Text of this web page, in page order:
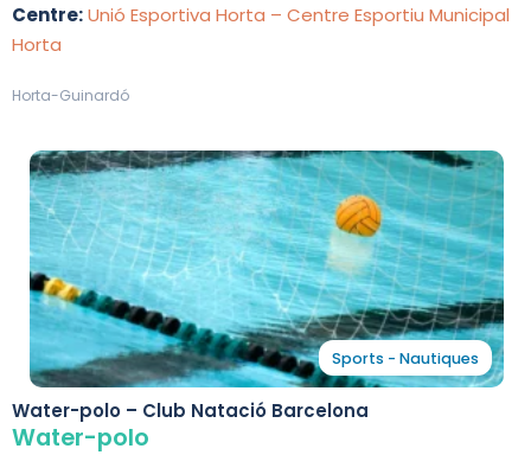
Centre:Unió Esportiva Horta – Centre Esportiu Municipal
Horta
Horta-Guinardó
Sports - Nautiques
Water-polo – Club Natació Barcelona
Water-polo